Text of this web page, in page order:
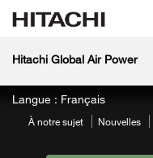
Hitachi Global Air Power
Langue : Français
À notre sujet Nouvelles